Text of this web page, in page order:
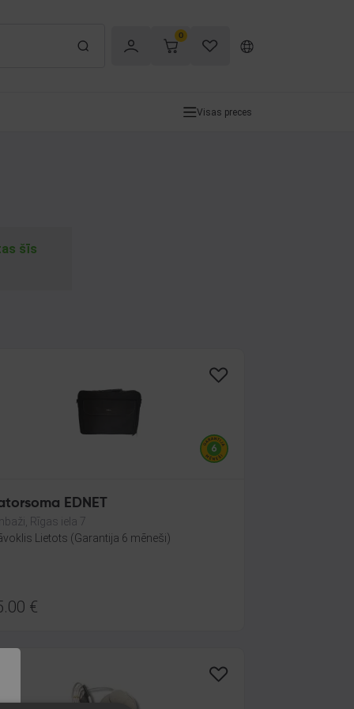
0
Visas preces
šīs
EDNET
Rīgas iela 7
Lietots (Garantija 6 mēneši)
€